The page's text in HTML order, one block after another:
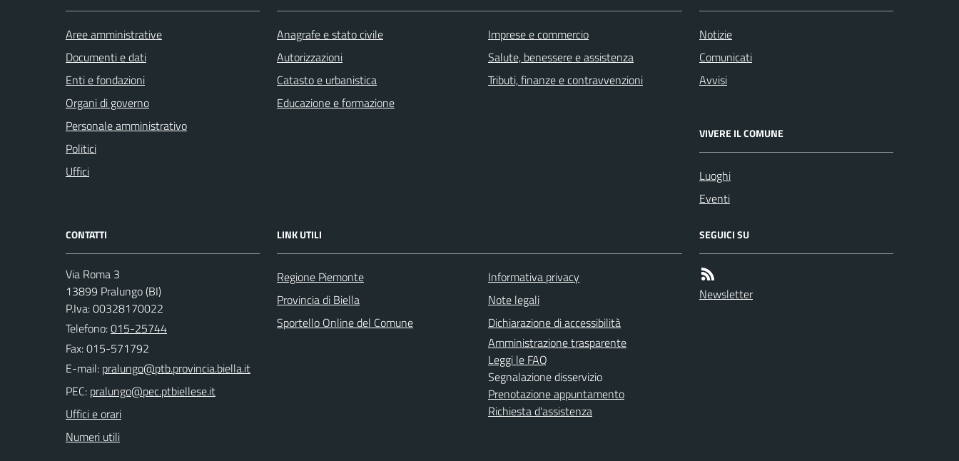
Aree amministrative
Documenti e dati
Enti e fondazioni
Organi di governo
Personale amministrativo
Politici
Uffici
Anagrafe e stato civile
Autorizzazioni
Catasto e urbanistica
Educazione e formazione
Imprese e commercio
Salute, benessere e assistenza
Tributi, finanze e contravvenzioni
Notizie
Comunicati
Avvisi
VIVERE IL COMUNE
Luoghi
Eventi
CONTATTI
Via Roma 3
13899 Pralungo (BI)
P.Iva: 00328170022
Telefono:015-25744
Fax: 015-571792
E-mail:
PEC:
Uffici e orari
Numeri utili
LINK UTILI
Regione Piemonte
Provincia di Biella
Sportello Online del Comune
Informativa privacy
Note legali
Dichiarazione di accessibilità
Amministrazione trasparente
Leggi le FAQ
Segnalazione disservizio
Prenotazione appuntamento
Richiesta d'assistenza
SEGUICI SU
Newsletter